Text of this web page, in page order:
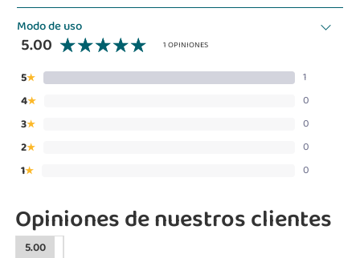
Modo de uso
5.00 1 OPINIONES
5★ 1
4★ 0
3★ 0
2★ 0
1★ 0
Opiniones de nuestros clientes
5.00